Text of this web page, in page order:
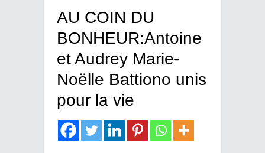
AU COIN DU
BONHEUR:Antoine
et Audrey Marie-
Noëlle Battiono unis
pour la vie